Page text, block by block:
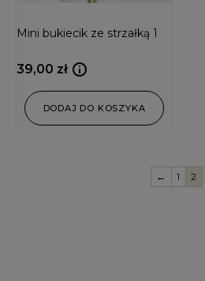
Mini bukiecik ze strzałką 1
39,00 zł
DODAJ DO KOSZYKA
← 1 2